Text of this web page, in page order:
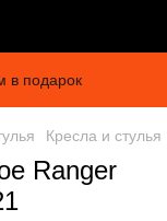
в подарок
Кресла и
Ranger